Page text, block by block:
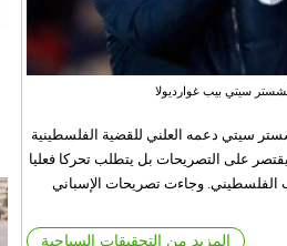
سيتي بيب غوارديولا
سيتي دعمه العلني للقضية الفلسطينية
على التصريحات بل يتطلب تحركا فعليا
الفلسطيني. وجاءت تصريحات الإسباني
المزيد من التحقيقات السياحية